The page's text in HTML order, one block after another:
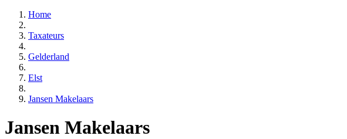
Home
Taxateurs
Gelderland
Elst
Jansen Makelaars
Jansen Makelaars